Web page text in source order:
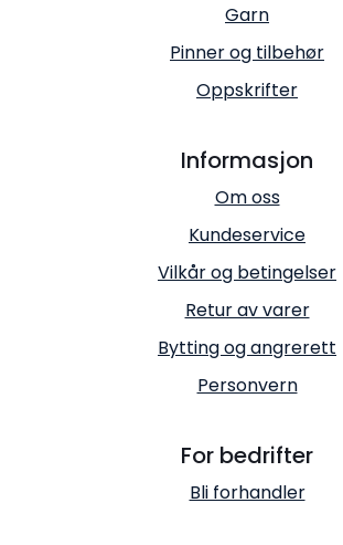
Garn
Pinner og tilbehør
Oppskrifter
Informasjon
Om oss
Kundeservice
Vilkår og betingelser
Retur av varer
Bytting og angrerett
Personvern
For bedrifter
Bli forhandler